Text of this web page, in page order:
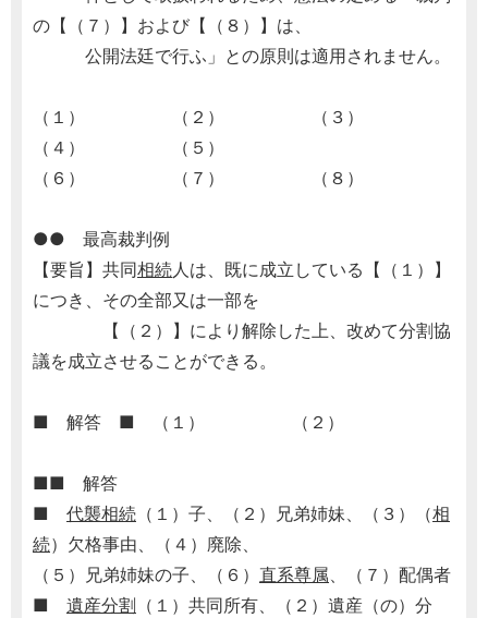
の【（７）】および【（８）】は、
公開法廷で行ふ」との原則は適用されません。
（１） （２） （３）
（４） （５）
（６） （７） （８）
●● 最高裁判例
【要旨】共同相続人は、既に成立している【（１）】
につき、その全部又は一部を
【（２）】により解除した上、改めて分割協
議を成立させることができる。
■ 解答 ■ （１） （２）
■■ 解答
■ 代襲相続 （１）子、（２）兄弟姉妹、（３）（相
続）欠格事由、（４）廃除、
（５）兄弟姉妹の子、（６） 直系尊属、（７）配偶者
■ 遺産分割 （１）共同所有、（２）遺産（の）分